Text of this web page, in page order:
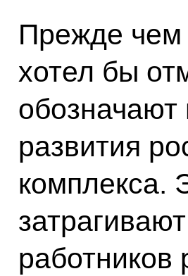
Прежде
хотел бы
развития
комплекса.